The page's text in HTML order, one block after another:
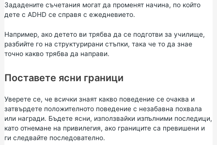
Зададените съчетания могат да променят начина, по който
дете с ADHD се справя с ежедневието.
Например, ако детето ви трябва да се подготви за училище,
разбийте го на структурирани стъпки, така че то да знае
точно какво трябва да направи.
Поставете ясни граници
Уверете се, че всички знаят какво поведение се очаква и
затвърдете положителното поведение с незабавна похвала
или награди. Бъдете ясни, използвайки изпълними последици,
като отнемане на привилегия, ако границите са превишени и
ги следвайте последователно.